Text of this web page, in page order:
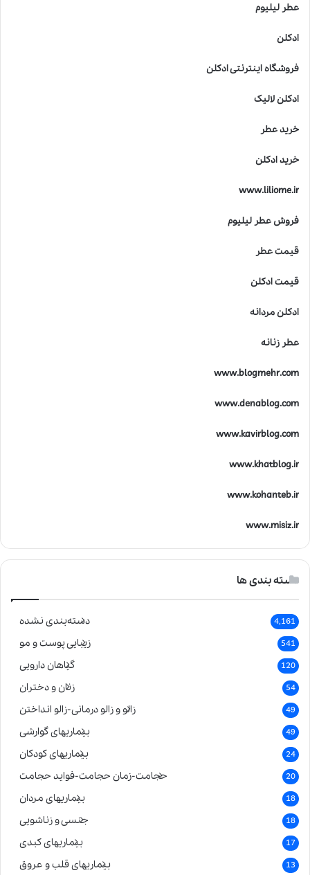
عطر لیلیوم
ادکلن
فروشگاه اینترنتی ادکلن
ادکلن لالیک
خرید عطر
خرید ادکلن
www.liliome.ir
فروش عطر لیلیوم
قیمت عطر
قیمت ادکلن
ادکلن مردانه
عطر زنانه
www.blogmehr.com
www.denablog.com
www.kavirblog.com
www.khatblog.ir
www.kohanteb.ir
www.misiz.ir
دسته بندی ها
دسته‌بندی نشده 4,161
زیبایی پوست و مو 541
گیاهان دارویی 120
زنان و دختران 54
زالو و زالو درمانی-زالو انداختن 49
بیماریهای گوارشی 49
بیماریهای کودکان 24
حجامت-زمان حجامت-فواید حجامت 20
بیماریهای مردان 18
جنسی و زناشویی 18
بیماریهای کبدی 17
بیماریهای قلب و عروق 13